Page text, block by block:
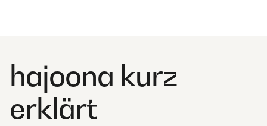
hajoona kurz
erklärt